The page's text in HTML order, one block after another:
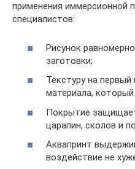
применения иммерсионной
специалистов:
Рисунок
заготовки;
Текстуру на
материала,
Покрытие
царапин, сколов и
Аквапринт
воздействие не